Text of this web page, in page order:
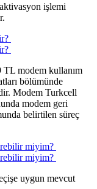
işlemi
TL modem kullanım
bölümünde
Modem Turkcell
modem geri
belirtilen süreç
miyim?
miyim?
uygun mevcut